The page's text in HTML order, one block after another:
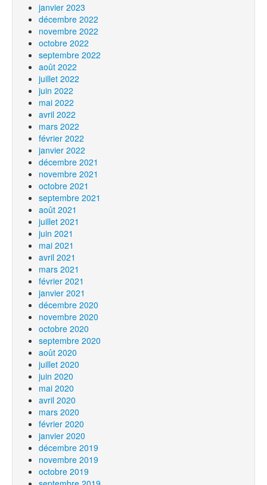
janvier 2023
décembre 2022
novembre 2022
octobre 2022
septembre 2022
août 2022
juillet 2022
juin 2022
mai 2022
avril 2022
mars 2022
février 2022
janvier 2022
décembre 2021
novembre 2021
octobre 2021
septembre 2021
août 2021
juillet 2021
juin 2021
mai 2021
avril 2021
mars 2021
février 2021
janvier 2021
décembre 2020
novembre 2020
octobre 2020
septembre 2020
août 2020
juillet 2020
juin 2020
mai 2020
avril 2020
mars 2020
février 2020
janvier 2020
décembre 2019
novembre 2019
octobre 2019